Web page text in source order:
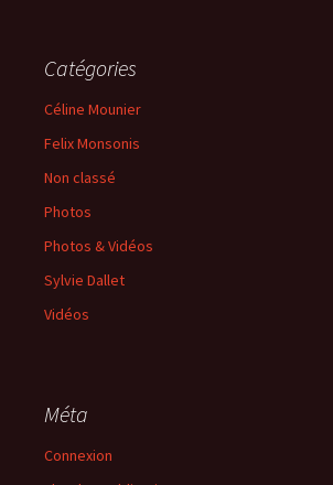
Catégories
Céline Mounier
Felix Monsonis
Non classé
Photos
Photos & Vidéos
Sylvie Dallet
Vidéos
Méta
Connexion